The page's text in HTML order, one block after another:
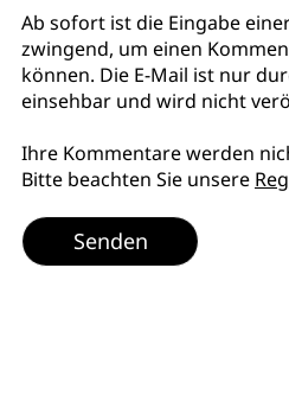
Ab sofort ist die Eingabe
zwingend, um einen
können. Die E-Mail ist nur
einsehbar und wird nicht
Ihre Kommentare werden
Bitte beachten Sie unsere
Senden